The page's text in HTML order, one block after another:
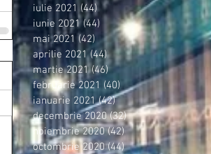
iulie 2021 (44)44 postări
iunie 2021 (44) 44 postări
mai 2021 (42) 42 postări
aprilie 2021 (44)44 postări
martie 2021 (46)46 postări
februarie 2021 (40)40 postări
ianuarie 2021 (42)42 postări
decembrie 2020 (32)32 postări
noiembrie 2020 (42) 42 postări
octombrie 2020 (44)44 postări